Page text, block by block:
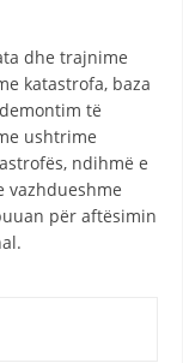
dhe trajnime
katastrofa, baza
të
ushtrime
ndihmë e
vazhdueshme
për aftësimin